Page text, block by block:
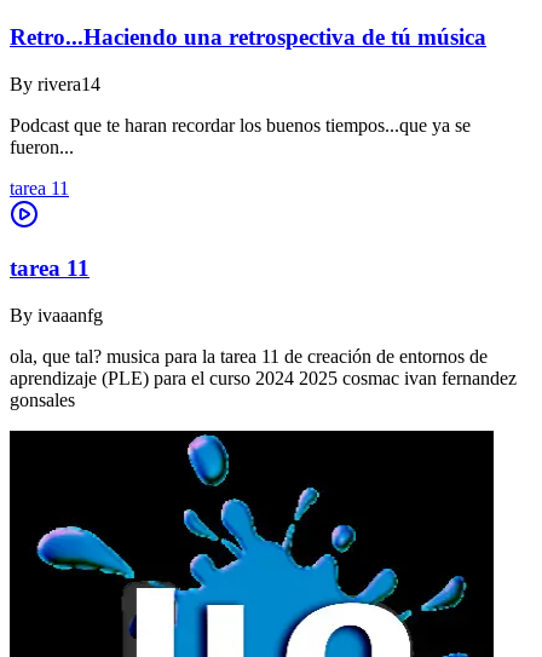
Retro...Haciendo una retrospectiva de tú música
By rivera14
Podcast que te haran recordar los buenos tiempos...que ya se
fueron...
tarea 11
tarea 11
By ivaaanfg
ola, que tal? musica para la tarea 11 de creación de entornos de
aprendizaje (PLE) para el curso 2024 2025 cosmac ivan fernandez
gonsales